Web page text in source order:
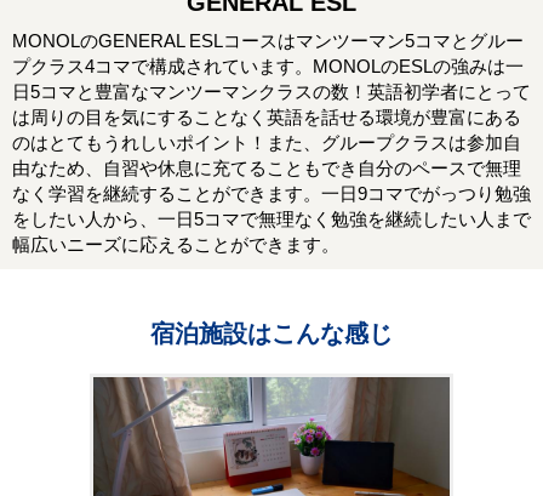
MONOLのGENERAL ESLコースはマンツーマン5コマとグルー
プクラス4コマで構成されています。MONOLのESLの強みは一
日5コマと豊富なマンツーマンクラスの数！英語初学者にとって
は周りの目を気にすることなく英語を話せる環境が豊富にある
のはとてもうれしいポイント！また、グループクラスは参加自
由なため、自習や休息に充てることもでき自分のペースで無理
なく学習を継続することができます。一日9コマでがっつり勉強
をしたい人から、一日5コマで無理なく勉強を継続したい人まで
幅広いニーズに応えることができます。
宿泊施設はこんな感じ